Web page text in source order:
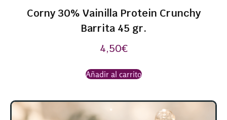
Corny 30% Vainilla Protein Crunchy
Barrita 45 gr.
4,50€
Añadir al carrito